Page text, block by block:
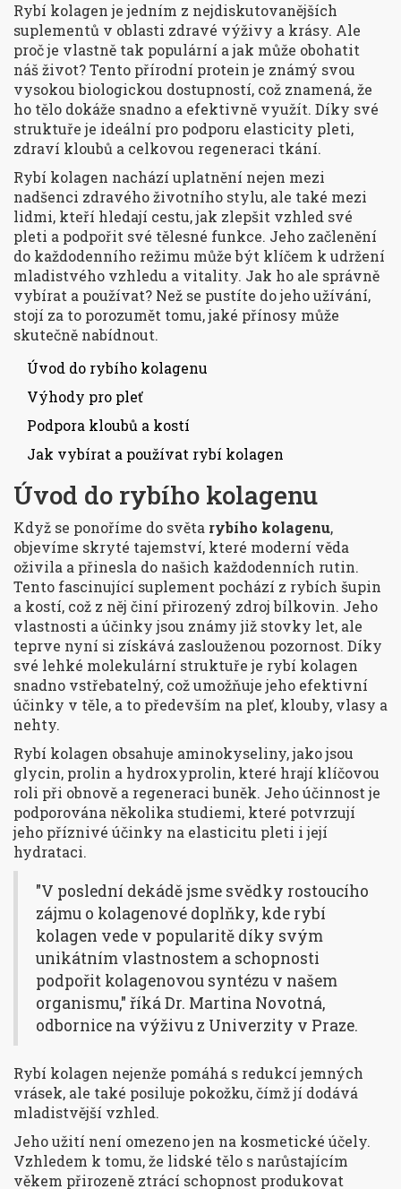
Rybí kolagen je jedním z nejdiskutovanějších
suplementů v oblasti zdravé výživy a krásy. Ale
proč je vlastně tak populární a jak může obohatit
náš život? Tento přírodní protein je známý svou
vysokou biologickou dostupností, což znamená, že
ho tělo dokáže snadno a efektivně využít. Díky své
struktuře je ideální pro podporu elasticity pleti,
zdraví kloubů a celkovou regeneraci tkání.
Rybí kolagen nachází uplatnění nejen mezi
nadšenci zdravého životního stylu, ale také mezi
lidmi, kteří hledají cestu, jak zlepšit vzhled své
pleti a podpořit své tělesné funkce. Jeho začlenění
do každodenního režimu může být klíčem k udržení
mladistvého vzhledu a vitality. Jak ho ale správně
vybírat a používat? Než se pustíte do jeho užívání,
stojí za to porozumět tomu, jaké přínosy může
skutečně nabídnout.
Úvod do rybího kolagenu
Výhody pro pleť
Podpora kloubů a kostí
Jak vybírat a používat rybí kolagen
Úvod do rybího kolagenu
Když se ponoříme do světa rybího kolagenu,
objevíme skryté tajemství, které moderní věda
oživila a přinesla do našich každodenních rutin.
Tento fascinující suplement pochází z rybích šupin
a kostí, což z něj činí přirozený zdroj bílkovin. Jeho
vlastnosti a účinky jsou známy již stovky let, ale
teprve nyní si získává zaslouženou pozornost. Díky
své lehké molekulární struktuře je rybí kolagen
snadno vstřebatelný, což umožňuje jeho efektivní
účinky v těle, a to především na pleť, klouby, vlasy a
nehty.
Rybí kolagen obsahuje aminokyseliny, jako jsou
glycin, prolin a hydroxyprolin, které hrají klíčovou
roli při obnově a regeneraci buněk. Jeho účinnost je
podporována několika studiemi, které potvrzují
jeho příznivé účinky na elasticitu pleti i její
hydrataci.
"V poslední dekádě jsme svědky rostoucího
zájmu o kolagenové doplňky, kde rybí
kolagen vede v popularitě díky svým
unikátním vlastnostem a schopnosti
podpořit kolagenovou syntézu v našem
organismu," říká Dr. Martina Novotná,
odbornice na výživu z Univerzity v Praze.
Rybí kolagen nejenže pomáhá s redukcí jemných
vrásek, ale také posiluje pokožku, čímž jí dodává
mladistvější vzhled.
Jeho užití není omezeno jen na kosmetické účely.
Vzhledem k tomu, že lidské tělo s narůstajícím
věkem přirozeně ztrácí schopnost produkovat